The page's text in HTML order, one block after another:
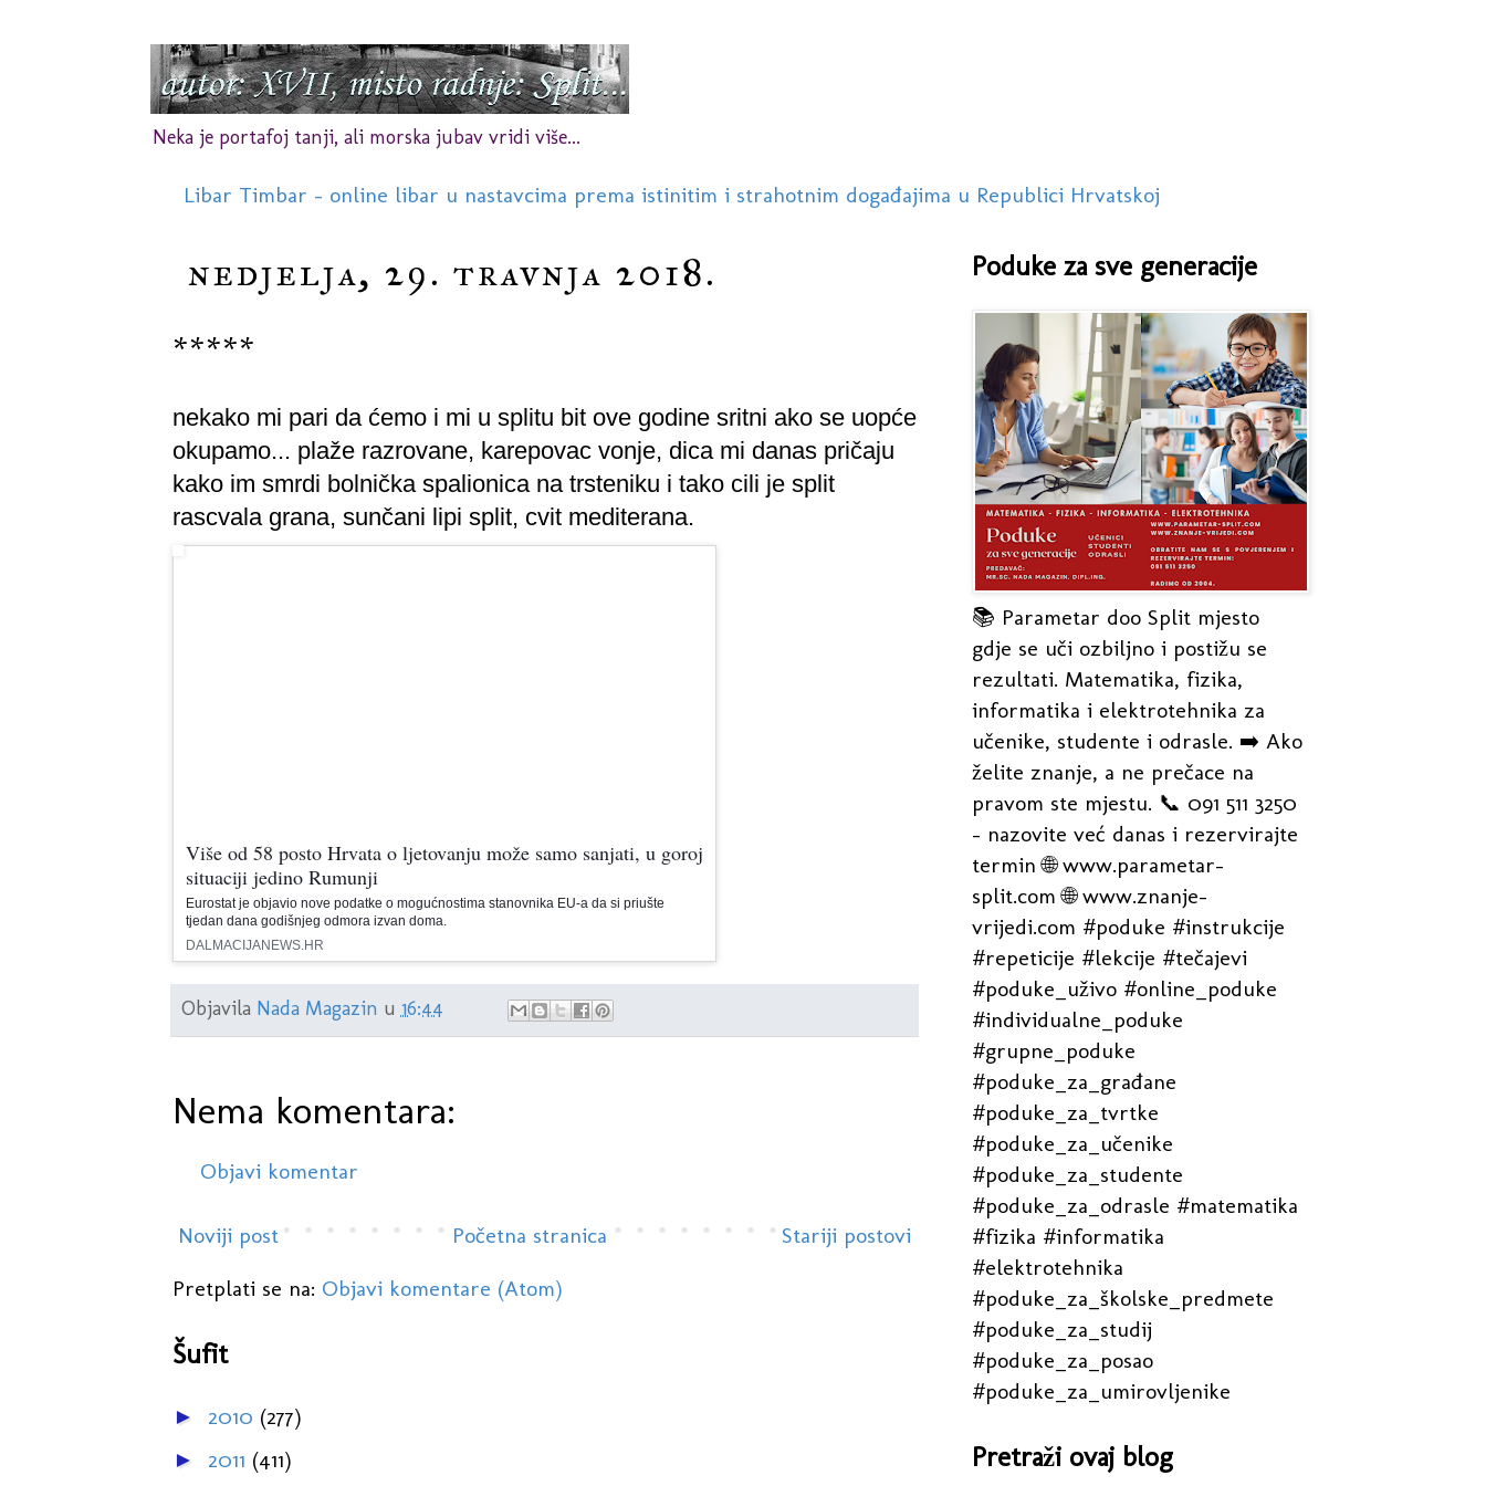
Neka je portafoj tanji, ali morska jubav vridi više...
Libar Timbar - online libar u nastavcima prema istinitim i strahotnim događajima u Republici Hrvatskoj
nedjelja, 29. travnja 2018.
*****
nekako mi pari da ćemo i mi u splitu bit ove godine sritni ako se uopće
okupamo... plaže razrovane, karepovac vonje, dica mi danas pričaju
kako im smrdi bolnička spalionica na trsteniku i tako cili je split
rascvala grana, sunčani lipi split, cvit mediterana.
Više od 58 posto Hrvata o ljetovanju može samo sanjati, u goroj
situaciji jedino Rumunji
Eurostat je objavio nove podatke o mogućnostima stanovnika EU-a da si priušte
tjedan dana godišnjeg odmora izvan doma.
DALMACIJANEWS.HR
Objavila Nada Magazin u 16:44
Nema komentara:
Objavi komentar
Noviji post Stariji postovi
Početna stranica
Pretplati se na: Objavi komentare (Atom)
Šufit
► 2010 (277)
► 2011 (411)
Poduke za sve generacije
📚 Parametar doo Split mjesto
gdje se uči ozbiljno i postižu se
rezultati. Matematika, fizika,
informatika i elektrotehnika za
učenike, studente i odrasle. ➡️ Ako
želite znanje, a ne prečace na
pravom ste mjestu. 📞 091 511 3250
- nazovite već danas i rezervirajte
termin 🌐 www.parametar-
split.com 🌐 www.znanje-
vrijedi.com #poduke #instrukcije
#repeticije #lekcije #tečajevi
#poduke_uživo #online_poduke
#individualne_poduke
#grupne_poduke
#poduke_za_građane
#poduke_za_tvrtke
#poduke_za_učenike
#poduke_za_studente
#poduke_za_odrasle #matematika
#fizika #informatika
#elektrotehnika
#poduke_za_školske_predmete
#poduke_za_studij
#poduke_za_posao
#poduke_za_umirovljenike
Pretraži ovaj blog